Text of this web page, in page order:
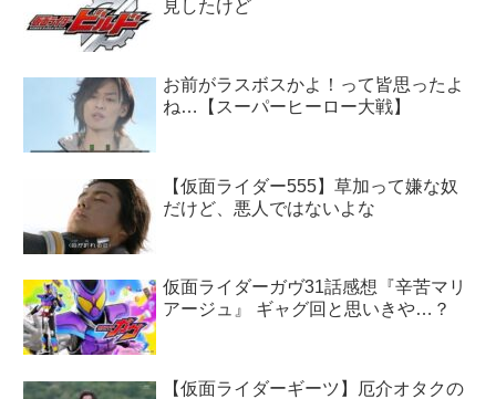
見したけど
お前がラスボスかよ！って皆思ったよ
ね…【スーパーヒーロー大戦】
【仮面ライダー555】草加って嫌な奴
だけど、悪人ではないよな
仮面ライダーガヴ31話感想『辛苦マリ
アージュ』 ギャグ回と思いきや…？
【仮面ライダーギーツ】厄介オタクの